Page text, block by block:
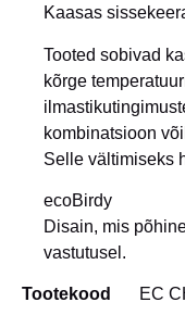
Kaasas
Tooted sobivad
kõrge
kombinatsioon
Selle vältimiseks
ecoBirdy
Disain, mis
vastutusel.
Tootekood
EC